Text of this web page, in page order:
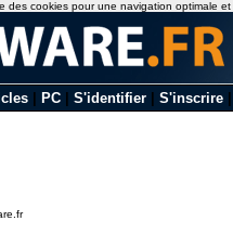
PC S'identifier S'inscrire
des cookies pour une navigation optimale